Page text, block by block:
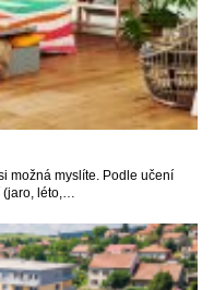
možná myslíte. Podle učení
(jaro, léto,…